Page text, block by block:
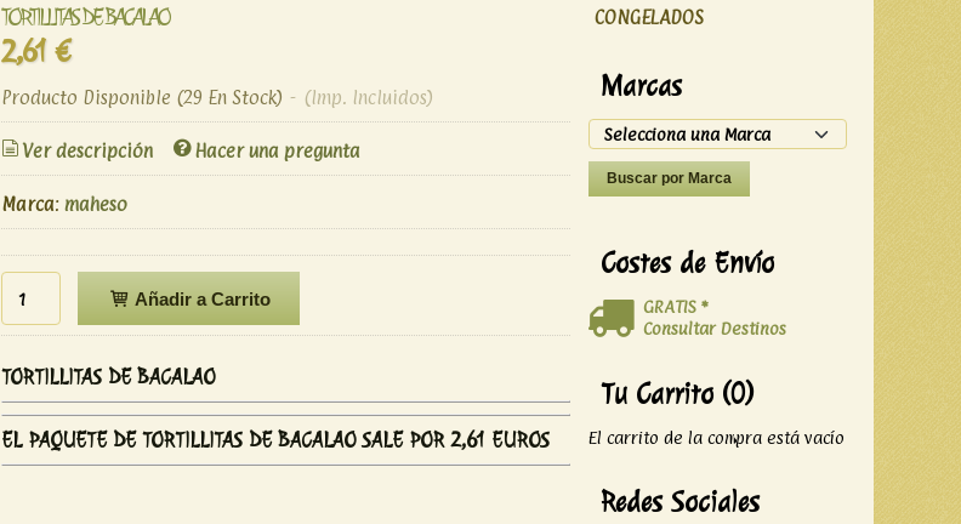
TORTILLITAS DE BACALAO
2,61 €
Producto Disponible (29 En Stock) - (Imp. Incluidos)
Ver descripción Hacer una pregunta
Marca: maheso
Añadir a Carrito
TORTILLITAS DE BACALAO
EL PAQUETE DE TORTILLITAS DE BACALAO SALE POR 2,61 EUROS
CONGELADOS
Marcas
Costes de Envío
GRATIS *
Consultar Destinos
Tu Carrito (0)
El carrito de la compra está vacío
Redes Sociales